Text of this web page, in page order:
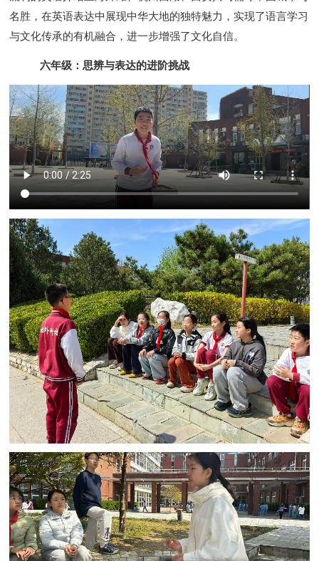
名胜，在英语表达中展现中华大地的独特魅力，实现了语言学习
与文化传承的有机融合，进一步增强了文化自信。
六年级：思辨与表达的进阶挑战